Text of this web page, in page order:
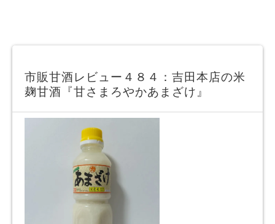
市販甘酒レビュー４８４：吉田本店の米
麹甘酒『甘さまろやかあまざけ』